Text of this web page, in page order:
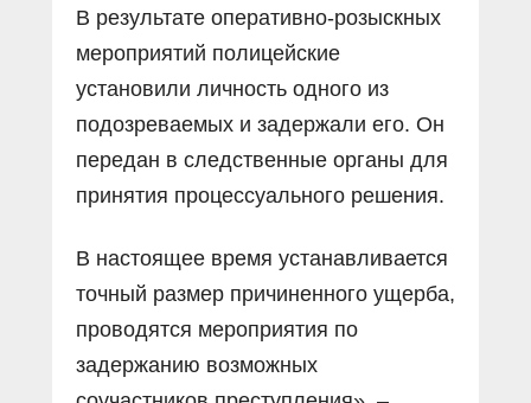
В результате оперативно-розыскных
мероприятий полицейские
установили личность одного из
подозреваемых и задержали его. Он
передан в следственные органы для
принятия процессуального решения.
В настоящее время устанавливается
точный размер причиненного ущерба,
проводятся мероприятия по
задержанию возможных